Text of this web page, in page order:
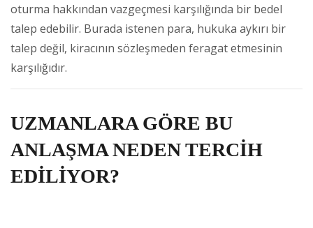
oturma hakkından vazgeçmesi karşılığında bir bedel
talep edebilir. Burada istenen para, hukuka aykırı bir
talep değil, kiracının sözleşmeden feragat etmesinin
karşılığıdır.
UZMANLARA GÖRE BU
ANLAŞMA NEDEN TERCİH
EDİLİYOR?